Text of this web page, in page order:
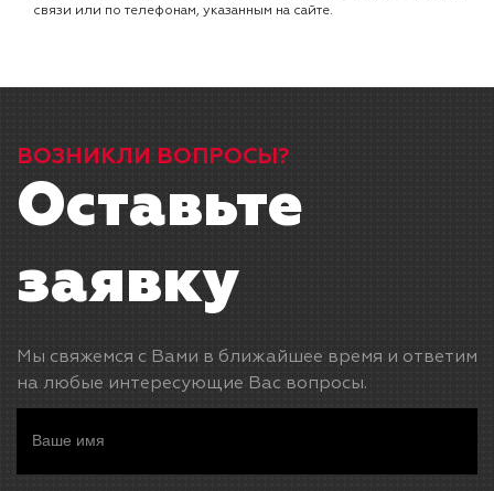
связи или по телефонам, указанным на сайте.
ВОЗНИКЛИ ВОПРОСЫ?
Оставьте
заявку
Мы свяжемся с Вами в ближайшее время и ответим
на любые интересующие Вас вопросы.